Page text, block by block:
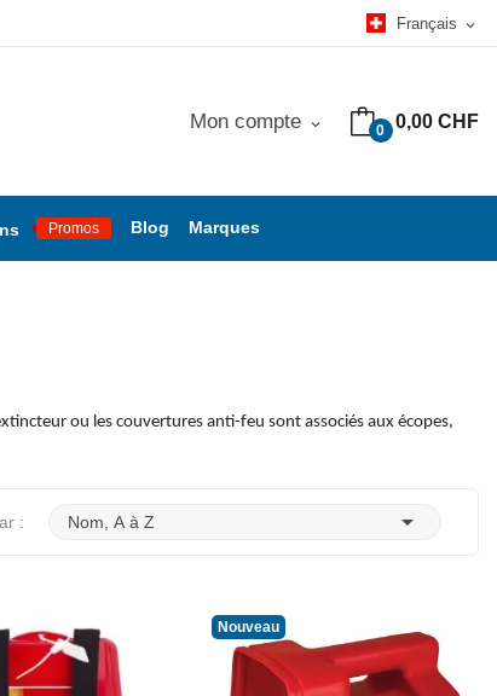
Français expand_more
0 0,00 CHF
Mon compte expand_more
Promos Blog Marques
ou les couvertures anti-feu sont associés aux écopes,
: Nom, A à Z 
Nouveau